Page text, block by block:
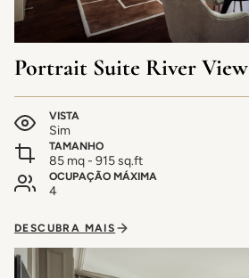
Portrait Suite River View
VISTA
Sim
TAMANHO
85 mq - 915 sq.ft
OCUPAÇÃO MÁXIMA
4
DESCUBRA MAIS